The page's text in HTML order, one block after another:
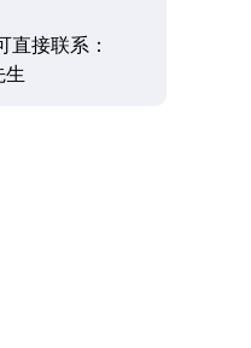
直接联系：
生